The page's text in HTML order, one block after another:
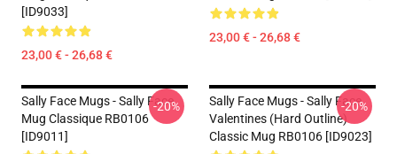
[ID9033]
23,00 € - 26,68 €
23,00 € - 26,68 €
Sally Face Mugs - Sally Face
Mug Classique RB0106
[ID9011]
-20%
Sally Face Mugs - Sally Face
Valentines (Hard Outline)
Classic Mug RB0106 [ID9023]
-20%